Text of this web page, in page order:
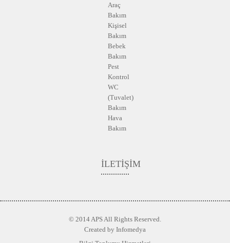
Araç
Bakım
Kişisel
Bakım
Bebek
Bakım
Pest
Kontrol
WC
(Tuvalet)
Bakım
Hava
Bakım
İLETİŞİM
© 2014 APS All Rights Reserved.
Created by Infomedya